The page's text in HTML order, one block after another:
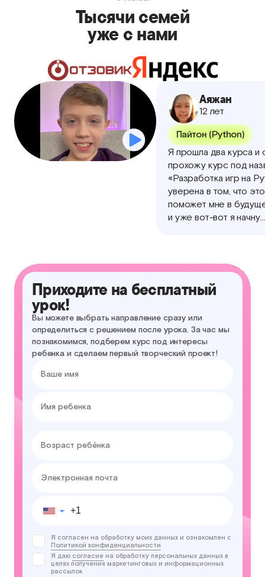
Тысячи семей
уже с нами
Аяжан
12 лет
Пайтон (Python)
Я прошла два курса и
прохожу курс под
«Разработка игр на
уверена в том, что это
поможет мне в
и уже вот-вот я начну
Приходите на бесплатный
урок!
Вы можете выбрать направление сразу или
определиться с решением после урока. За час мы
познакомимся, подберем курс под интересы
ребенка и сделаем первый творческий проект!
▼
Я согласен на обработку моих данных и ознакомлен с
Политикой конфиденциальности
Я даю согласие на обработку персональных данных в
целях получения маркетинговых и информационных
рассылок